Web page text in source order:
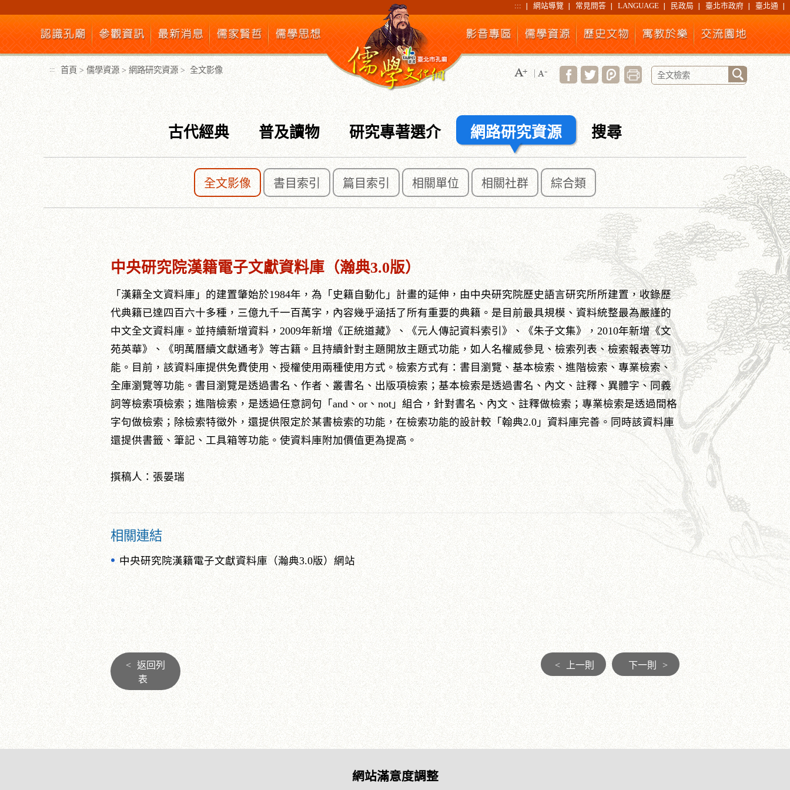
主
要
內
容
區
塊
::: 網站導覽 常見問答 LANGUAGE 民政局 臺北市政府 臺北通
::: 首頁 > 儒學資源 > 網路研究資源 > 全文影像
古代經典 普及讀物 研究專著選介 網路研究資源 搜尋
全文影像 書目索引 篇目索引 相關單位 相關社群 綜合類
::: 中央研究院漢籍電子文獻資料庫（瀚典3.0版）
「漢籍全文資料庫」的建置肇始於1984年，為「史籍自動化」計畫的延伸，由中央研究院歷史語言研究所所建置，收錄歷
代典籍已達四百六十多種，三億九千一百萬字，內容幾乎涵括了所有重要的典籍。是目前最具規模、資料統整最為嚴謹的
中文全文資料庫。並持續新增資料，2009年新增《正統道藏》、《元人傳記資料索引》、《朱子文集》，2010年新增《文
苑英華》、《明萬曆續文獻通考》等古籍。且持續針對主題開放主題式功能，如人名權威參見、檢索列表、檢索報表等功
能。目前，該資料庫提供免費使用、授權使用兩種使用方式。檢索方式有：書目瀏覽、基本檢索、進階檢索、專業檢索、
全庫瀏覽等功能。書目瀏覽是透過書名、作者、叢書名、出版項檢索；基本檢索是透過書名、內文、註釋、異體字、同義
詞等檢索項檢索；進階檢索，是透過任意詞句「and、or、not」組合，針對書名、內文、註釋做檢索；專業檢索是透過間格
字句做檢索；除檢索特徵外，還提供限定於某書檢索的功能，在檢索功能的設計較「翰典2.0」資料庫完善。同時該資料庫
還提供書籤、筆記、工具箱等功能。使資料庫附加價值更為提高。
撰稿人：張晏瑞
相關連結
中央研究院漢籍電子文獻資料庫（瀚典3.0版）網站
< 返回列
表
< 上一則 下一則 >
網站滿意度調整